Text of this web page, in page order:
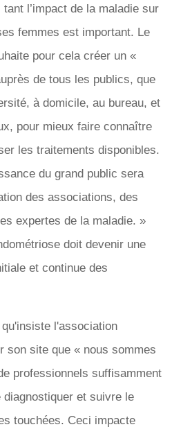
l’impact de la maladie sur
femmes est important. Le
pour cela créer un «
de tous les publics, que
à domicile, au bureau, et
pour mieux faire connaître
les traitements disponibles.
du grand public sera
des associations, des
expertes de la maladie. »
doit devenir une
et continue des
l'association
son site que « nous sommes
professionnels suffisamment
et suivre le
touchées. Ceci impacte